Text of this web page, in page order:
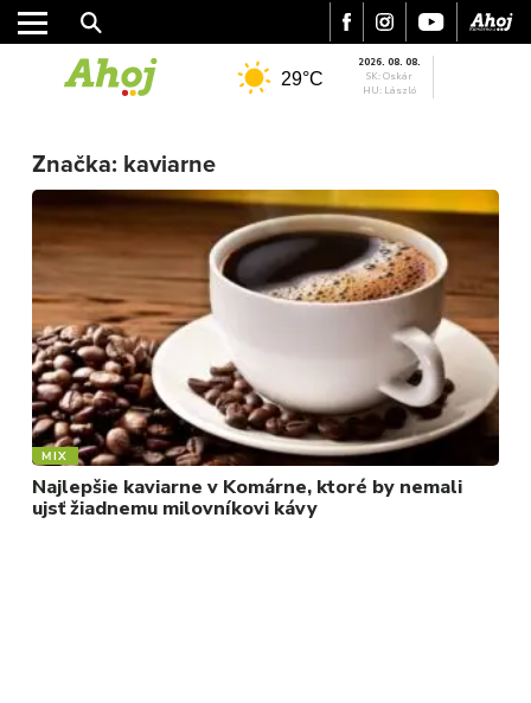
REGIÓN
ŠPORT
KULTÚRA
FOTKY
29°C
2026. 08. 08.
SK: Oskár
HU: László
Značka: kaviarne
MIX
Najlepšie kaviarne v Komárne, ktoré by nemali
ujsť žiadnemu milovníkovi kávy